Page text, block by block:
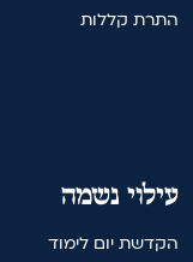
התרת קללות
עילוי נשמה
הקדשת יום לימוד